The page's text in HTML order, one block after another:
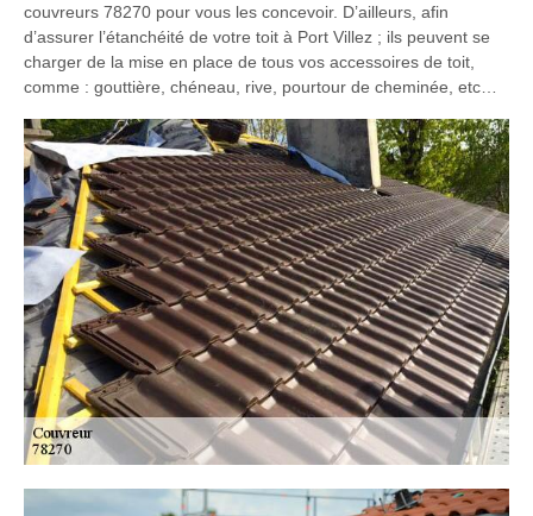
couvreurs 78270 pour vous les concevoir. D’ailleurs, afin
d’assurer l’étanchéité de votre toit à Port Villez ; ils peuvent se
charger de la mise en place de tous vos accessoires de toit,
comme : gouttière, chéneau, rive, pourtour de cheminée, etc…